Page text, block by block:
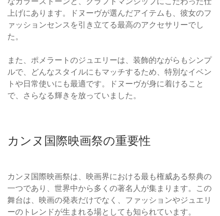
上げにあります。ドヌーヴが選んだアイテムも、彼女のフ
ァッションセンスを引き立てる最高のアクセサリーでし
た。
また、ポメラートのジュエリーは、装飾的ながらもシンプ
ルで、どんなスタイルにもマッチするため、特別なイベン
トや日常使いにも最適です。ドヌーヴが身に着けること
で、さらなる輝きを放っていました。
カンヌ国際映画祭の重要性
カンヌ国際映画祭は、映画界における最も権威ある祭典の
一つであり、世界中から多くの著名人が集まります。この
舞台は、映画の発表だけでなく、ファッションやジュエリ
ーのトレンドが生まれる場としても知られています。